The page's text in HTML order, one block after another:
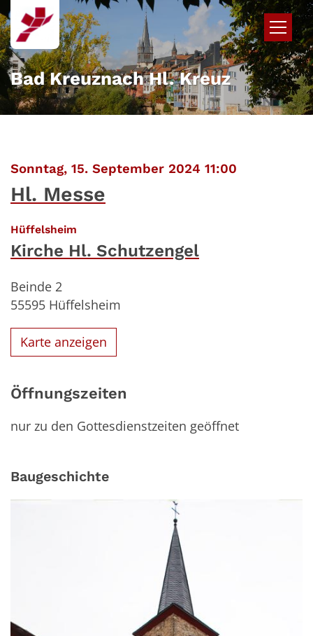
Zum Inhalt springen
Bad Kreuznach Hl. Kreuz
Sonntag, 15. September 2024 11:00
Hl. Messe
Hüffelsheim
Kirche Hl. Schutzengel
Beinde 2
55595 Hüffelsheim
Karte anzeigen
Öffnungszeiten
nur zu den Gottesdienstzeiten geöffnet
Baugeschichte